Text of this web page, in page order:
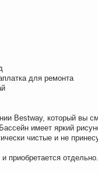
для ремонта
Bestway, который вы
имеет яркий
чистые и не
приобретается отдельно.